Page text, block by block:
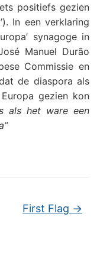
positiefs gezien
In een verklaring
synagoge in
Manuel Durão
Commissie en
de diaspora als
gezien kon
als het ware een
First Flag →